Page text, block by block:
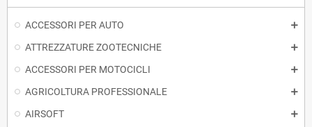
ACCESSORI PER AUTO
ATTREZZATURE ZOOTECNICHE
ACCESSORI PER MOTOCICLI
AGRICOLTURA PROFESSIONALE
AIRSOFT